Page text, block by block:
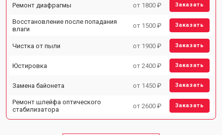
Ремонт диафрагмы от 1800 ₽ Заказать
Восстановление после попадания
влаги
от 1500 ₽ Заказать
Чистка от пыли от 1900 ₽ Заказать
Юстировка от 2400 ₽ Заказать
Замена байонета от 1450 ₽ Заказать
Ремонт шлейфа оптического
стабилизатора
от 2600 ₽ Заказать